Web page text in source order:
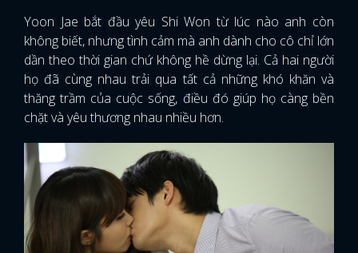
Yoon Jae bắt đầu yêu Shi Won từ lúc nào anh còn
không biết, nhưng tình cảm mà anh dành cho cô chỉ lớn
dần theo thời gian chứ không hề dừng lại. Cả hai người
họ đã cùng nhau trải qua tất cả những khó khăn và
thăng trầm của cuộc sống, điều đó giúp họ càng bền
chặt và yêu thương nhau nhiều hơn.